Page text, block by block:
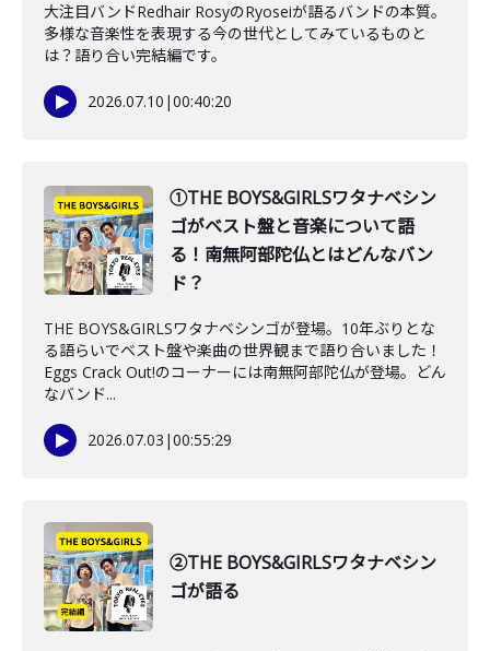
大注目バンドRedhair RosyのRyoseiが語るバンドの本質。
多様な音楽性を表現する今の世代としてみているものと
は？語り合い完結編です。
2026.07.10 |00:40:20
①THE BOYS&GIRLSワタナベシン
ゴがベスト盤と音楽について語
る！南無阿部陀仏とはどんなバン
ド？
THE BOYS&GIRLSワタナベシンゴが登場。10年ぶりとな
る語らいでベスト盤や楽曲の世界観まで語り合いました！
Eggs Crack Out!のコーナーには南無阿部陀仏が登場。どん
なバンド...
2026.07.03 |00:55:29
②THE BOYS&GIRLSワタナベシン
ゴが語る